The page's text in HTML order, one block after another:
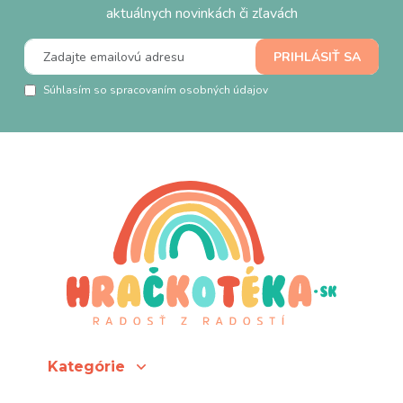
aktuálnych novinkách či zľavách
Súhlasím so spracovaním osobných údajov
Kategórie